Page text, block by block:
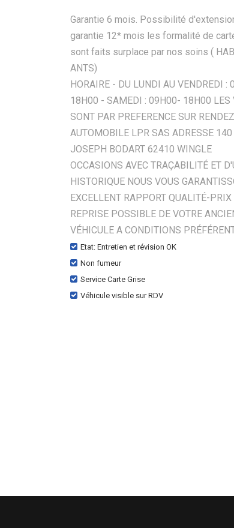
Garantie 6 mois. Possibilité
garantie 12* mois les formalité de
sont faits surplace par nos soins (
ANTS)
HORAIRE - DU LUNDI AU VENDREDI :
18H00 - SAMEDI : 09H00- 18H00 LES
SONT PAR PREFERENCE SUR
AUTOMOBILE LPR SAS ADRESSE 140
JOSEPH BODART 62410 WINGLE
OCCASIONS AVEC TRAÇABILITÉ ET
HISTORIQUE NOUS VOUS
EXCELLENT RAPPORT QUALITÉ-PRIX
REPRISE POSSIBLE DE VOTRE
VÉHICULE A CONDITIONS
Etat: Entretien et révision OK
Non fumeur
Service Carte Grise
Véhicule visible sur RDV